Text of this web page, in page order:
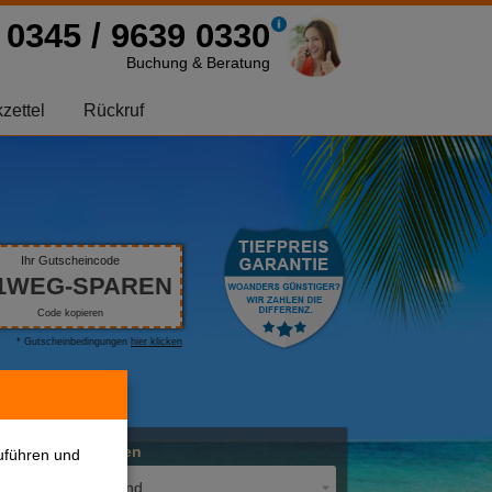
und
0345 / 9639 0330
Buchung & Beratung
Rückruf
Ihr Gutscheincode
SPAREN
Code kopieren
* Gutscheinbedingungen hier klicken
Abflughafen
Deutschland